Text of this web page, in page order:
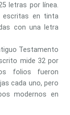
letras por línea.
escritas en tinta
con una letra
Testamento
mide 32 por
folios fueron
cada uno, pero
modernos en